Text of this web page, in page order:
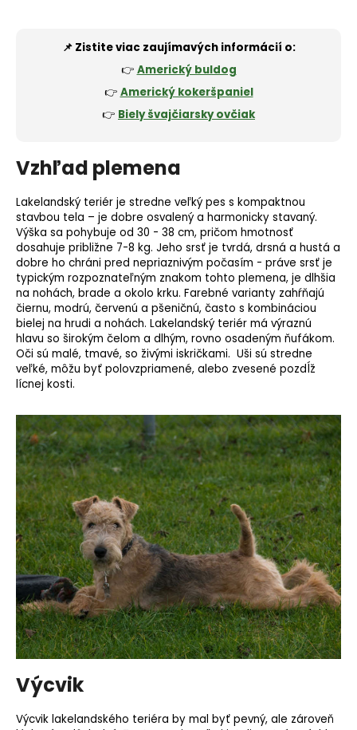
📌 Zistite viac zaujímavých informácií o:
👉 Americký buldog
👉 Americký kokeršpaniel
👉 Biely švajčiarsky ovčiak
Vzhľad plemena
Lakelandský teriér je stredne veľký pes s kompaktnou
stavbou tela – je dobre osvalený a harmonicky stavaný.
Výška sa pohybuje od 30 - 38 cm, pričom hmotnosť
dosahuje približne 7-8 kg. Jeho srsť je tvrdá, drsná a hustá a
dobre ho chráni pred nepriaznivým počasím - práve srsť je
typickým rozpoznateľným znakom tohto plemena, je dlhšia
na nohách, brade a okolo krku. Farebné varianty zahŕňajú
čiernu, modrú, červenú a pšeničnú, často s kombináciou
bielej na hrudi a nohách. Lakelandský teriér má výraznú
hlavu so širokým čelom a dlhým, rovno osadeným ňufákom.
Oči sú malé, tmavé, so živými iskričkami. Uši sú stredne
veľké, môžu byť polovzpriamené, alebo zvesené pozdĺž
lícnej kosti.
Výcvik
Výcvik lakelandského teriéra by mal byť pevný, ale zároveň